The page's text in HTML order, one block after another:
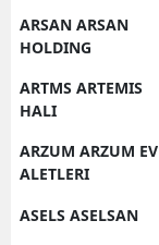
ARSAN ARSAN
HOLDING
ARTMS ARTEMIS
HALI
ARZUM ARZUM EV
ALETLERI
ASELS ASELSAN